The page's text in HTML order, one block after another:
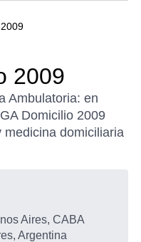
2009
Ambulatoria: en
Domicilio 2009
medicina domiciliaria
Aires, CABA
Argentina